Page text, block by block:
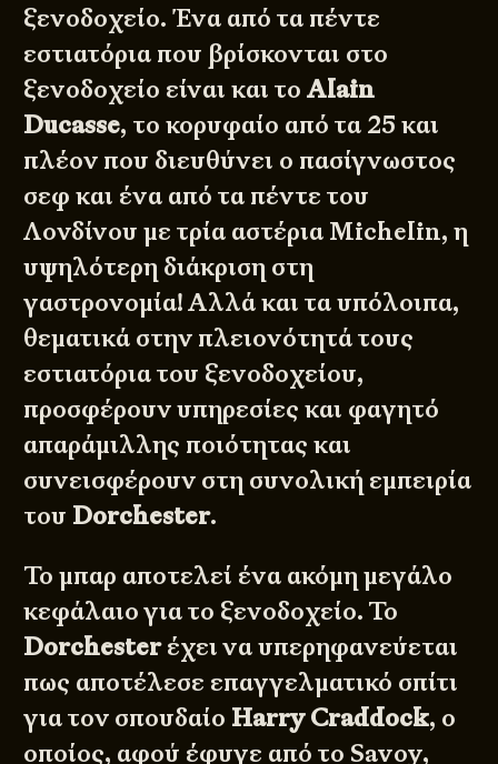
ξενοδοχείο. Ένα από τα πέντε
εστιατόρια που βρίσκονται στο
ξενοδοχείο είναι και τοAlain
Ducasse, το κορυφαίο από τα 25 και
πλέον που διευθύνει ο πασίγνωστος
σεφ και ένα από τα πέντε του
Λονδίνου με τρία αστέρια Michelin, η
υψηλότερη διάκριση στη
γαστρονομία! Αλλά και τα υπόλοιπα,
θεματικά στην πλειονότητά τους
εστιατόρια του ξενοδοχείου,
προσφέρουν υπηρεσίες και φαγητό
απαράμιλλης ποιότητας και
συνεισφέρουν στη συνολική εμπειρία
του Dorchester.
Το μπαρ αποτελεί ένα ακόμη μεγάλο
κεφάλαιο για το ξενοδοχείο. Το
Dorchesterέχει να υπερηφανεύεται
πως αποτέλεσε επαγγελματικό σπίτι
για τον σπουδαίο Harry Craddock, ο
οποίος, αφού έφυγε από το Savoy,